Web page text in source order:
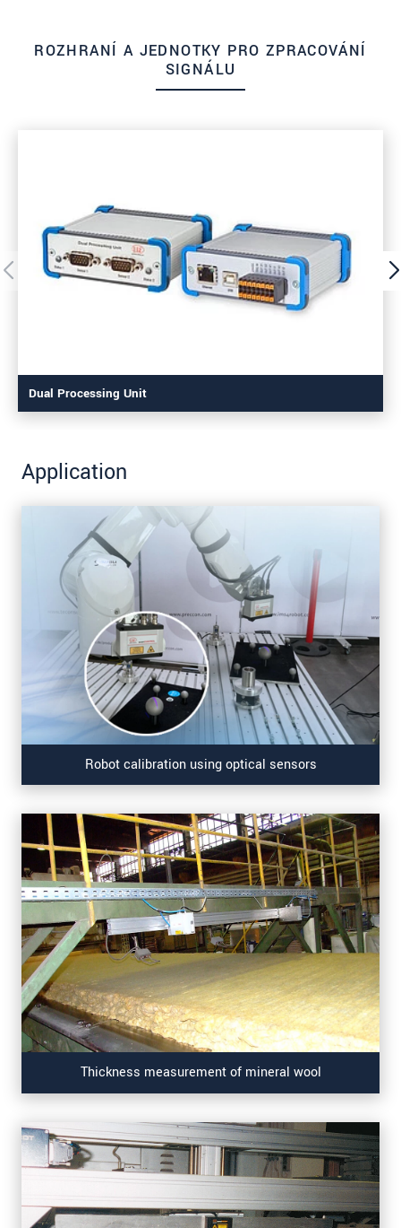
ROZHRANÍ A JEDNOTKY PRO ZPRACOVÁNÍ
SIGNÁLU
Dual Processing Unit
Application
Robot calibration using optical sensors
Thickness measurement of mineral wool